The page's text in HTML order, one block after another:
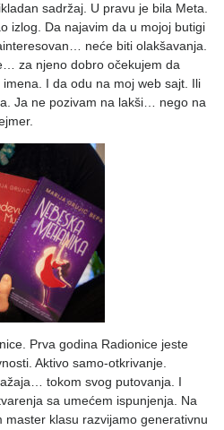
sadržaj. U pravu je bila Meta.
izlog. Da najavim da u mojoj butigi
neće biti olakšavanja.
za njeno dobro očekujem da
I da odu na moj web sajt. Ili
Ja ne pozivam na lakši… nego na
Prva godina Radionice jeste
Aktivo samo-otkrivanje.
tokom svog putovanja. I
sa umećem ispunjenja. Na
klasu razvijamo generativnu